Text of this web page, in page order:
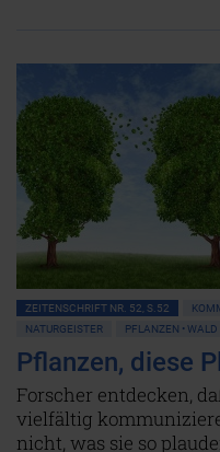
ZEITENSCHRIFT NR. 52, S.52
NATURGEISTER
PFLANZEN • WALD
Pflanzen, diese
Forscher entdecken,
vielfältig
nicht, was sie so